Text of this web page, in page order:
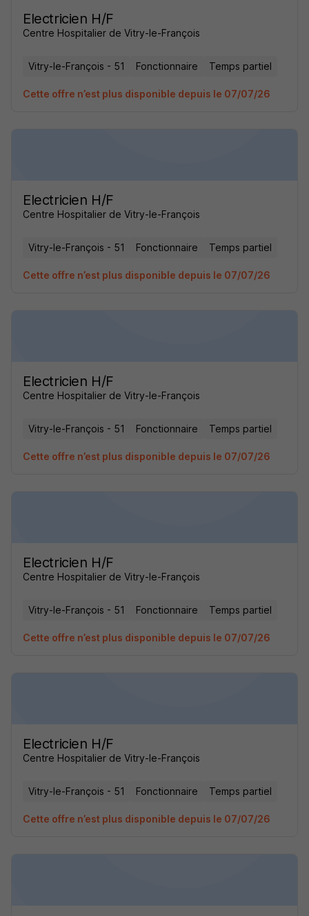
Electricien H/F
Centre Hospitalier de Vitry-le-François
Vitry-le-François - 51 Fonctionnaire Temps partiel
Cette offre n’est plus disponible depuis le 07/07/26
Electricien H/F
Centre Hospitalier de Vitry-le-François
Vitry-le-François - 51 Fonctionnaire Temps partiel
Cette offre n’est plus disponible depuis le 07/07/26
Electricien H/F
Centre Hospitalier de Vitry-le-François
Vitry-le-François - 51 Fonctionnaire Temps partiel
Cette offre n’est plus disponible depuis le 07/07/26
Electricien H/F
Centre Hospitalier de Vitry-le-François
Vitry-le-François - 51 Fonctionnaire Temps partiel
Cette offre n’est plus disponible depuis le 07/07/26
Electricien H/F
Centre Hospitalier de Vitry-le-François
Vitry-le-François - 51 Fonctionnaire Temps partiel
Cette offre n’est plus disponible depuis le 07/07/26